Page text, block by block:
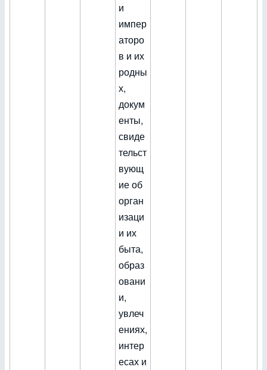
и
импер
аторо
в и их
родны
х,
докум
енты,
свиде
тельст
вующ
ие об
орган
изаци
и их
быта,
образ
овани
и,
увлеч
ениях,
интер
есах и